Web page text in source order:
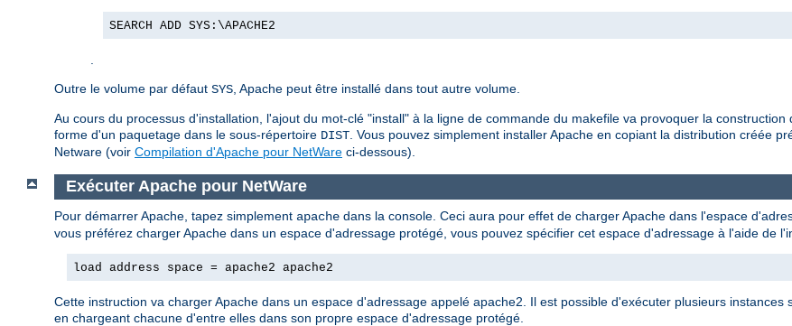
SEARCH ADD SYS:\APACHE2
.
Outre le volume par défaut SYS, Apache peut être installé dans tout autre volume.
Au cours du processus d'installation, l'ajout du mot-clé "install" à la ligne de commande du makefile va provoquer la
forme d'un paquetage dans le sous-répertoire DIST. Vous pouvez simplement installer Apache en copiant la distribution créée
Netware (voir Compilation d'Apache pour NetWare ci-dessous).
Exécuter Apache pour NetWare
Pour démarrer Apache, tapez simplement apache dans la console. Ceci aura pour effet de charger Apache dans l'espace
vous préférez charger Apache dans un espace d'adressage protégé, vous pouvez spécifier cet espace d'adressage à l'aide de
load address space = apache2 apache2
Cette instruction va charger Apache dans un espace d'adressage appelé apache2. Il est possible d'exécuter plusieurs instances
en chargeant chacune d'entre elles dans son propre espace d'adressage protégé.